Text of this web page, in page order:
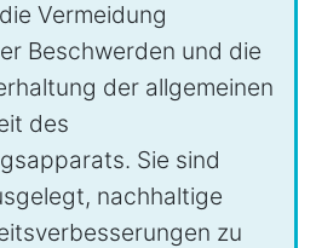
Vermeidung
Beschwerden und die
der allgemeinen
des
Sie sind
nachhaltige
zu